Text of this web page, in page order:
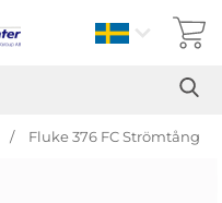
Sverige
Fluke 376 FC Strömtång